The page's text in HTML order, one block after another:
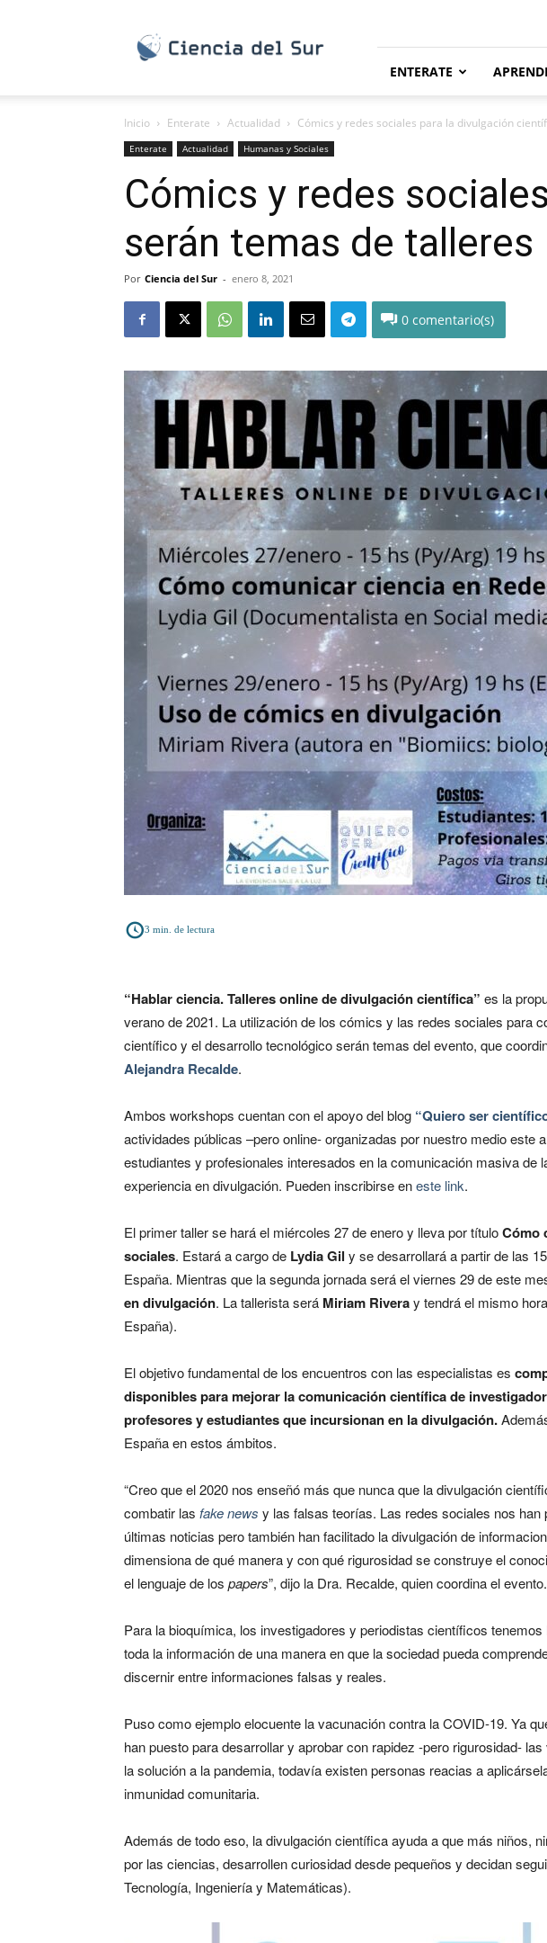
Sur
ENTERATE
Inicio Enterate Actualidad Cómics y redes sociales para la divulgación
Enterate Actualidad Humanas y Sociales
Cómics y redes
serán temas de talleres
Por Ciencia del Sur - enero 8, 2021
0
3 min. de lectura
“Hablar ciencia. Talleres online de divulgación científica” es la
verano de 2021. La utilización de los cómics y las redes sociales para
científico y el desarrollo tecnológico serán temas del evento, que
Alejandra Recalde.
Ambos workshops cuentan con el apoyo del blog “Quiero ser
actividades públicas –pero online- organizadas por nuestro medio este
estudiantes y profesionales interesados en la comunicación masiva de
experiencia en divulgación. Pueden inscribirse eneste link.
El primer taller se hará el miércoles 27 de enero y lleva por títuloCómo
sociales. Estará a cargo de Lydia Gil y se desarrollará a partir de las
España. Mientras que la segunda jornada será el viernes 29 de este
en divulgación. La tallerista será Miriam Riveray tendrá el mismo
España).
El objetivo fundamental de los encuentros con las especialistas es
disponibles para mejorar la comunicación científica de
profesores y estudiantes que incursionan en la divulgación.
España en estos ámbitos.
“Creo que el 2020 nos enseñó más que nunca que la divulgación
combatir las fake news y las falsas teorías. Las redes sociales nos han
últimas noticias pero también han facilitado la divulgación de
dimensiona de qué manera y con qué rigurosidad se construye el
el lenguaje de los papers”, dijo la Dra. Recalde, quien coordina el evento.
Para la bioquímica, los investigadores y periodistas científicos
toda la información de una manera en que la sociedad pueda
discernir entre informaciones falsas y reales.
Puso como ejemplo elocuente la vacunación contra la COVID-19. Ya
han puesto para desarrollar y aprobar con rapidez -pero rigurosidad-
la solución a la pandemia, todavía existen personas reacias a
inmunidad comunitaria.
Además de todo eso, la divulgación científica ayuda a que más niños,
por las ciencias, desarrollen curiosidad desde pequeños y decidan
Tecnología, Ingeniería y Matemáticas).